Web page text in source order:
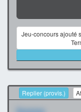
Jeu-concours ajouté
Replier (provis.)